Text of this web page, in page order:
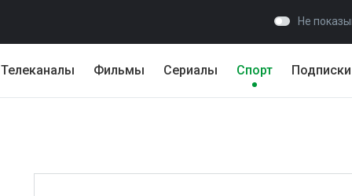
Не
Телеканалы Фильмы Сериалы Спорт Подписки